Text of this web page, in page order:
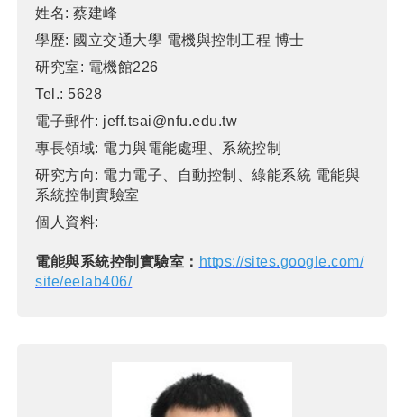
姓名: 蔡建峰
學歷: 國立交通大學 電機與控制工程 博士
研究室: 電機館226
Tel.: 5628
電子郵件: jeff.tsai@nfu.edu.tw
專長領域: 電力與電能處理、系統控制
研究方向: 電力電子、自動控制、綠能系統 電能與
系統控制實驗室
個人資料:
電能與系統控制實驗室： https://sites.google.com/
site/eelab406/